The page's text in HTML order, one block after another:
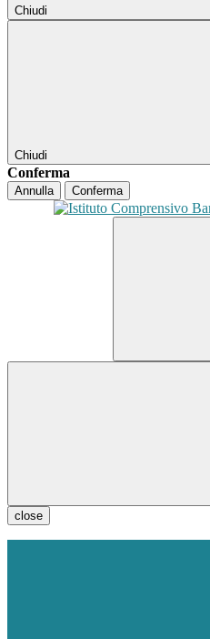
Chiudi
Chiudi
Conferma
Annulla Conferma
close